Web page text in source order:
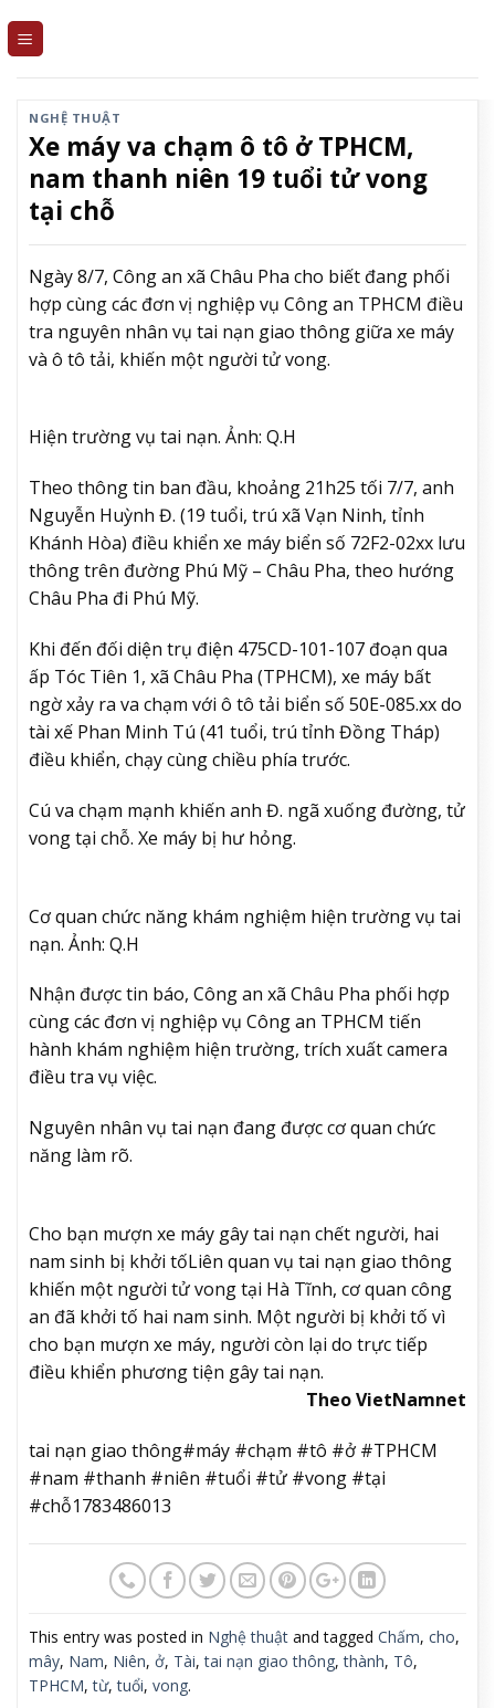
NGHỆ THUẬT
Xe máy va chạm ô tô ở TPHCM,
nam thanh niên 19 tuổi tử vong
tại chỗ
Ngày 8/7, Công an xã Châu Pha cho biết đang phối
hợp cùng các đơn vị nghiệp vụ Công an TPHCM điều
tra nguyên nhân vụ tai nạn giao thông giữa xe máy
và ô tô tải, khiến một người tử vong.
Hiện trường vụ tai nạn. Ảnh: Q.H
Theo thông tin ban đầu, khoảng 21h25 tối 7/7, anh
Nguyễn Huỳnh Đ. (19 tuổi, trú xã Vạn Ninh, tỉnh
Khánh Hòa) điều khiển xe máy biển số 72F2-02xx lưu
thông trên đường Phú Mỹ – Châu Pha, theo hướng
Châu Pha đi Phú Mỹ.
Khi đến đối diện trụ điện 475CD-101-107 đoạn qua
ấp Tóc Tiên 1, xã Châu Pha (TPHCM), xe máy bất
ngờ xảy ra va chạm với ô tô tải biển số 50E-085.xx do
tài xế Phan Minh Tú (41 tuổi, trú tỉnh Đồng Tháp)
điều khiển, chạy cùng chiều phía trước.
Cú va chạm mạnh khiến anh Đ. ngã xuống đường, tử
vong tại chỗ. Xe máy bị hư hỏng.
Cơ quan chức năng khám nghiệm hiện trường vụ tai
nạn. Ảnh: Q.H
Nhận được tin báo, Công an xã Châu Pha phối hợp
cùng các đơn vị nghiệp vụ Công an TPHCM tiến
hành khám nghiệm hiện trường, trích xuất camera
điều tra vụ việc.
Nguyên nhân vụ tai nạn đang được cơ quan chức
năng làm rõ.
Cho bạn mượn xe máy gây tai nạn chết người, hai
nam sinh bị khởi tốLiên quan vụ tai nạn giao thông
khiến một người tử vong tại Hà Tĩnh, cơ quan công
an đã khởi tố hai nam sinh. Một người bị khởi tố vì
cho bạn mượn xe máy, người còn lại do trực tiếp
điều khiển phương tiện gây tai nạn.
Theo VietNamnet
tai nạn giao thông#máy #chạm #tô #ở #TPHCM
#nam #thanh #niên #tuổi #tử #vong #tại
#chỗ1783486013
This entry was posted in Nghệ thuật and tagged Chấm, cho,
mây, Nam, Niên, ở, Tài,tai nạn giao thông,thành, Tô,
TPHCM,từ,tuổi, vong.